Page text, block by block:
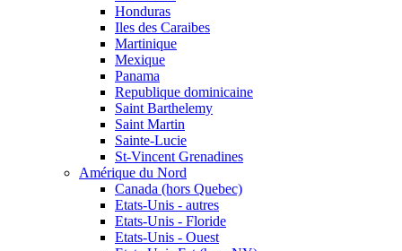
Honduras
Iles des Caraibes
Martinique
Mexique
Panama
Republique dominicaine
Saint Barthelemy
Saint Martin
Sainte-Lucie
St-Vincent Grenadines
Amérique du Nord
Canada (hors Quebec)
Etats-Unis - autres
Etats-Unis - Floride
Etats-Unis - Ouest